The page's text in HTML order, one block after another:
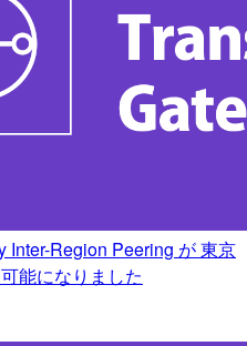
Inter-Region Peering が 東京
能になりました